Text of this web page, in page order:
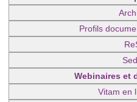
Profils
Webinaires et
Vitam en